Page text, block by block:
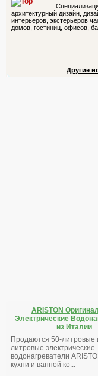
архитектурный дизайн,
интерьеров, экстерьеров
домов, гостиниц, офисов,
Другие
ARISTON
Электрические
из Италии
Продаются 50-литровые
литровые электрические
водонагреватели
кухни и ванной ко...